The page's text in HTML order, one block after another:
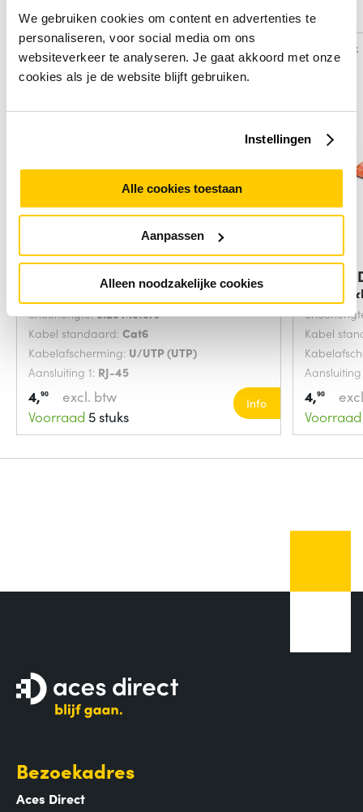
We gebruiken cookies om content en advertenties te
personaliseren, voor social media om ons
websiteverkeer te analyseren. Je gaat akkoord met onze
cookies als je de website blijft gebruiken.
Instellingen
Alle cookies toestaan
Aanpassen
Alleen noodzakelijke cookies
Alternatieven
Digitus DK-1617-0025/B
netwerkkabel Blauw
Snoerlengte:0.25 Meters
Kabel standaard: Cat6
Kabelafscherming: U/UTP (UTP)
Aansluiting 1: RJ-45
4,90
excl. btw
Voorraad 5 stuks
Info
Vergelijk
Digitus
Kabel
4,90
Voorraad
Bezoekadres
Aces Direct